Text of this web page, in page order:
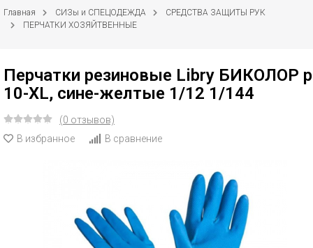
Главная СИЗы и СПЕЦОДЕЖДА
СРЕДСТВА ЗАЩИТЫ РУК
ПЕРЧАТКИ ХОЗЯЙТВЕННЫЕ
Перчатки резиновые Libry БИКОЛОР
10-ХL, сине-желтые 1/12 1/144
(0 отзывов)
В избранное
В сравнение